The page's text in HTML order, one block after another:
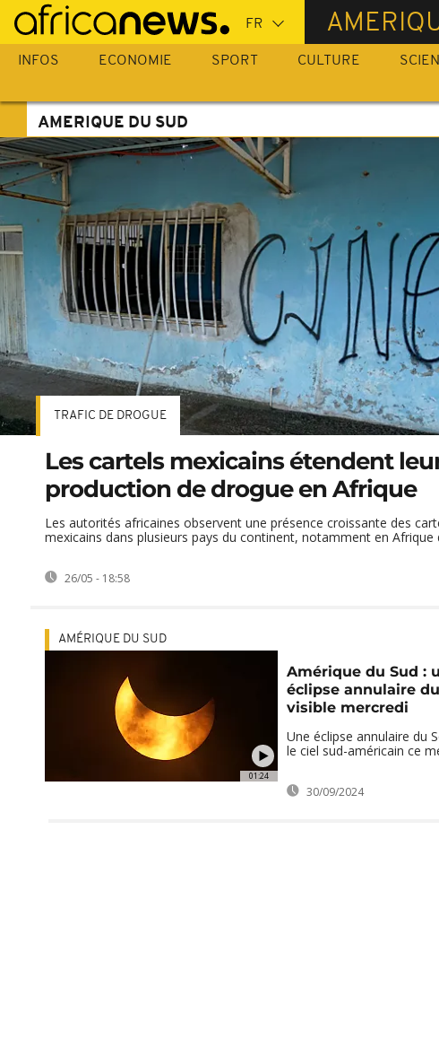
Passer
au
contenu
INFOS ECONOMIE SPORT CULTURE
AMERIQUE DU SUD
TRAFIC DE DROGUE
Les cartels mexicains étendent
production de drogue en Afrique
Les autorités africaines observent une présence croissante des
mexicains dans plusieurs pays du continent, notamment en Afrique
26/05 - 18:58
01:24
AMÉRIQUE DU SUD
Amérique du Sud :
éclipse annulaire
visible mercredi
Une éclipse annulaire du
le ciel sud-américain ce
30/09/2024